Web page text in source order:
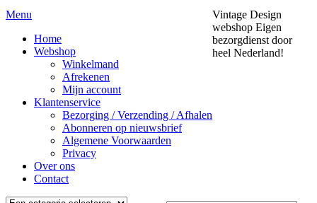
Menu
Home
Webshop
Winkelmand
Afrekenen
Mijn account
Klantenservice
Bezorging / Verzending / Afhalen
Abonneren op nieuwsbrief
Algemene Voorwaarden
Privacy
Over ons
Contact
Vintage Design
webshop Eigen
bezorgdienst door
heel Nederland!